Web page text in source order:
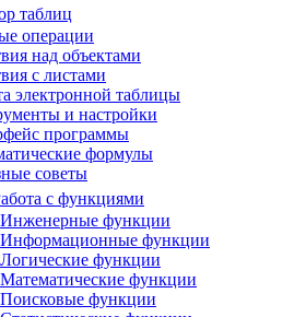
таблиц
операции
над объектами
с листами
электронной таблицы
и настройки
программы
формулы
советы
с функциями
Инженерные функции
Информационные функции
Логические функции
Математические функции
Поисковые функции